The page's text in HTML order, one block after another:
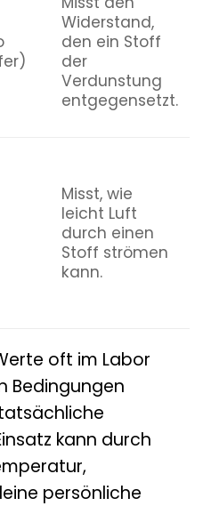
Widerstand,
den ein Stoff
der
Verdunstung
entgegensetzt.
Misst, wie
leicht Luft
durch einen
Stoff strömen
kann.
oft im Labor
Bedingungen
kann durch
persönliche